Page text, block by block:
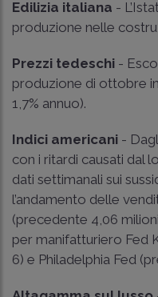
Edilizia italiana -
produzione nelle
Prezzi tedeschi -
produzione di ottobre
1,7% annuo).
Indici americani -
con i ritardi causati dal
dati settimanali sui
l’andamento delle
(precedente 4,06
per manifatturiero Fed
6) e Philadelphia Fed